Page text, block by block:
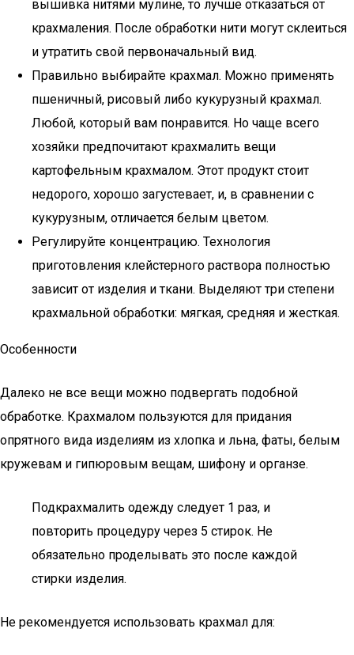
вышивка нитями мулине, то лучше отказаться от
крахмаления. После обработки нити могут склеиться
и утратить свой первоначальный вид.
Правильно выбирайте крахмал. Можно применять
пшеничный, рисовый либо кукурузный крахмал.
Любой, который вам понравится. Но чаще всего
хозяйки предпочитают крахмалить вещи
картофельным крахмалом. Этот продукт стоит
недорого, хорошо загустевает, и, в сравнении с
кукурузным, отличается белым цветом.
Регулируйте концентрацию. Технология
приготовления клейстерного раствора полностью
зависит от изделия и ткани. Выделяют три степени
крахмальной обработки: мягкая, средняя и жесткая.
Особенности
Далеко не все вещи можно подвергать подобной
обработке. Крахмалом пользуются для придания
опрятного вида изделиям из хлопка и льна, фаты, белым
кружевам и гипюровым вещам, шифону и органзе.
Подкрахмалить одежду следует 1 раз, и
повторить процедуру через 5 стирок. Не
обязательно проделывать это после каждой
стирки изделия.
Не рекомендуется использовать крахмал для: